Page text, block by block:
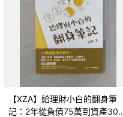
【XZA】給理財小白的翻身筆
記：2年從負債75萬到資產300